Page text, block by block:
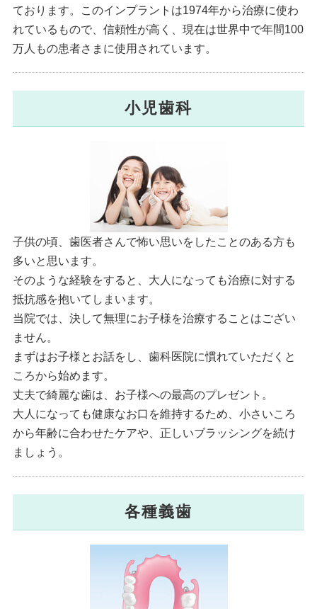
ております。このインプラントは1974年から治療に使わ
れているもので、信頼性が高く、現在は世界中で年間100
万人もの患者さまに使用されています。
小児歯科
子供の頃、歯医者さんで怖い思いをしたことのある方も
多いと思います。
そのような経験をすると、大人になっても治療に対する
抵抗感を抱いてしまいます。
当院では、決して無理にお子様を治療することはござい
ません。
まずはお子様とお話をし、歯科医院に慣れていただくと
ころから始めます。
丈夫で綺麗な歯は、お子様への最高のプレゼント。
大人になっても健康なお口を維持するため、小さいころ
から年齢に合わせたケアや、正しいブラッシングを続け
ましょう。
各種義歯